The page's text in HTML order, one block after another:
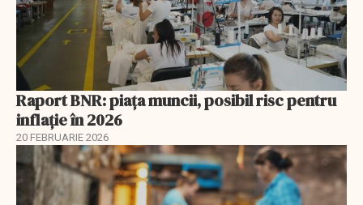
Raport BNR: piața muncii, posibil risc pentru
inflație în 2026
20 FEBRUARIE 2026